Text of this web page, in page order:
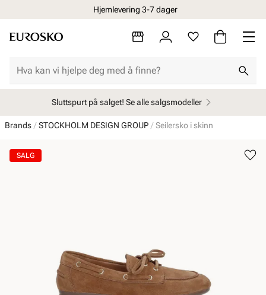
Hjemlevering 3-7 dager
Sluttspurt på salget! Se alle salgsmodeller
Brands STOCKHOLM DESIGN GROUP Seilersko i skinn
SALG